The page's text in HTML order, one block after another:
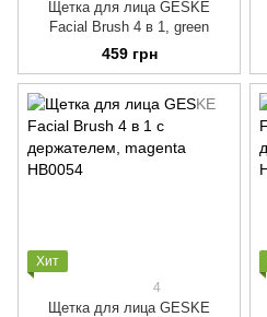
Щетка для лица GESKE
Facial Brush 4 в 1, green
459 грн
Хит
4
Щетка для лица GESKE